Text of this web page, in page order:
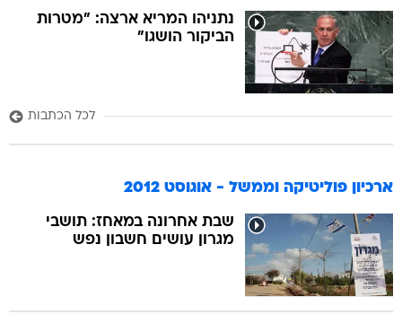
נתניהו המריא ארצה: "מטרות
הביקור הושגו"
לכל הכתבות
ארכיון פוליטיקה וממשל - אוגוסט 2012
שבת אחרונה במאחז: תושבי
מגרון עושים חשבון נפש